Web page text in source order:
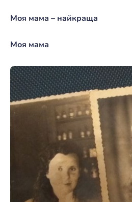
Моя мама – найкраща
Моя мама